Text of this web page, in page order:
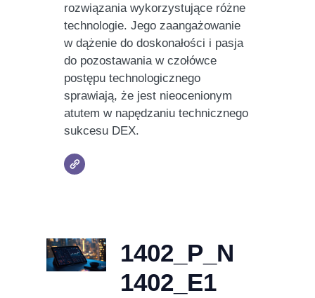
rozwiązania wykorzystujące różne
technologie. Jego zaangażowanie
w dążenie do doskonałości i pasja
do pozostawania w czołówce
postępu technologicznego
sprawiają, że jest nieocenionym
atutem w napędzaniu technicznego
sukcesu DEX.
1402_P_N
1402_E1